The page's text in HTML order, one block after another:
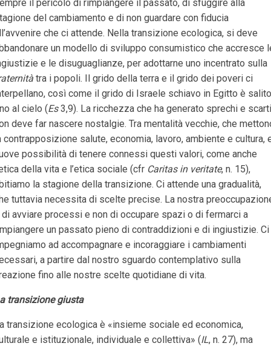
il pericolo di rimpiangere il passato, di sfuggire alla
del cambiamento e di non guardare con fiducia
che ci attende. Nella transizione ecologica, si deve
un modello di sviluppo consumistico che accresce
e le disuguaglianze, per adottarne uno incentrato sulla
tra i popoli. Il grido della terra e il grido dei poveri ci
così come il grido di Israele schiavo in Egitto è salito
al cielo (Es3,9). La ricchezza che ha generato sprechi e scarti
deve far nascere nostalgie. Tra mentalità vecchie, che
contrapposizione salute, economia, lavoro, ambiente e cultura,
possibilità di tenere connessi questi valori, come anche
della vita e l’etica sociale (cfr Caritas in veritate, n. 15),
la stagione della transizione. Ci attende una gradualità,
tuttavia necessita di scelte precise. La nostra
di avviare processi e non di occupare spazi o di fermarci a
un passato pieno di contraddizioni e di ingiustizie. Ci
ad accompagnare e incoraggiare i cambiamenti
a partire dal nostro sguardo contemplativo sulla
fino alle nostre scelte quotidiane di vita.
transizione giusta
transizione ecologica è «insieme sociale ed economica,
e istituzionale, individuale e collettiva» (IL, n. 27), ma